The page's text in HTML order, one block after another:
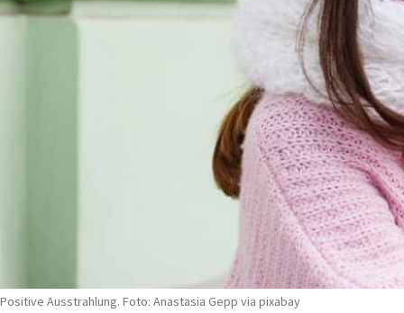
Positive Ausstrahlung. Foto: Anastasia Gepp via pixabay